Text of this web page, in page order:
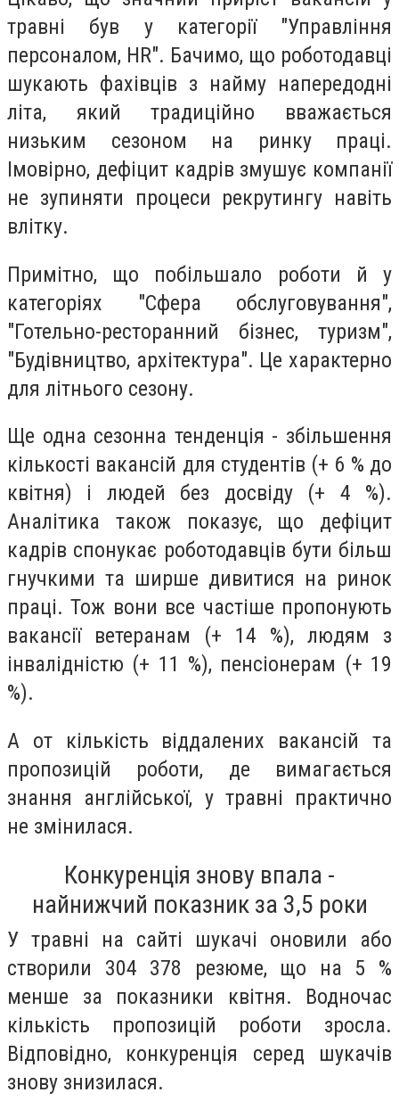
травні був у категорії "Управління
персоналом, HR". Бачимо, що роботодавці
шукають фахівців з найму напередодні
літа, який традиційно вважається
низьким сезоном на ринку праці.
Імовірно, дефіцит кадрів змушує компанії
не зупиняти процеси рекрутингу навіть
влітку.
Примітно, що побільшало роботи й у
категоріях "Сфера обслуговування",
"Готельно-ресторанний бізнес, туризм",
"Будівництво, архітектура". Це характерно
для літнього сезону.
Ще одна сезонна тенденція - збільшення
кількості вакансій для студентів (+ 6 % до
квітня) і людей без досвіду (+ 4 %).
Аналітика також показує, що дефіцит
кадрів спонукає роботодавців бути більш
гнучкими та ширше дивитися на ринок
праці. Тож вони все частіше пропонують
вакансії ветеранам (+ 14 %), людям з
інвалідністю (+ 11 %), пенсіонерам (+ 19
%).
А от кількість віддалених вакансій та
пропозицій роботи, де вимагається
знання англійської, у травні практично
не змінилася.
Конкуренція знову впала -
найнижчий показник за 3,5 роки
У травні на сайті шукачі оновили або
створили 304 378 резюме, що на 5 %
менше за показники квітня. Водночас
кількість пропозицій роботи зросла.
Відповідно, конкуренція серед шукачів
знову знизилася.